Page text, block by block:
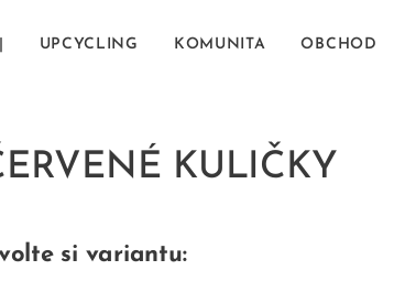
UPCYCLING KOMUNITA OBCHOD
KULIČKY
si variantu: